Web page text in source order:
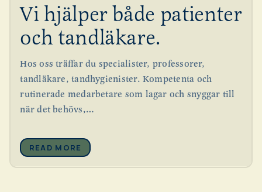
Vi hjälper både patienter
och tandläkare.
Hos oss träffar du specialister, professorer,
tandläkare, tandhygienister. Kompetenta och
rutinerade medarbetare som lagar och snyggar till
när det behövs,…
READ MORE